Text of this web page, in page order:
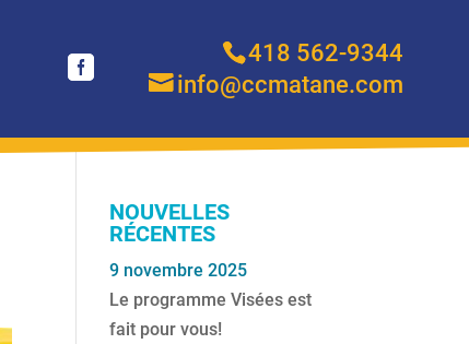
418 562-9344
info@ccmatane.com
NOUVELLES
RÉCENTES
Le programme Visées est
fait pour vous!
9 novembre 2025